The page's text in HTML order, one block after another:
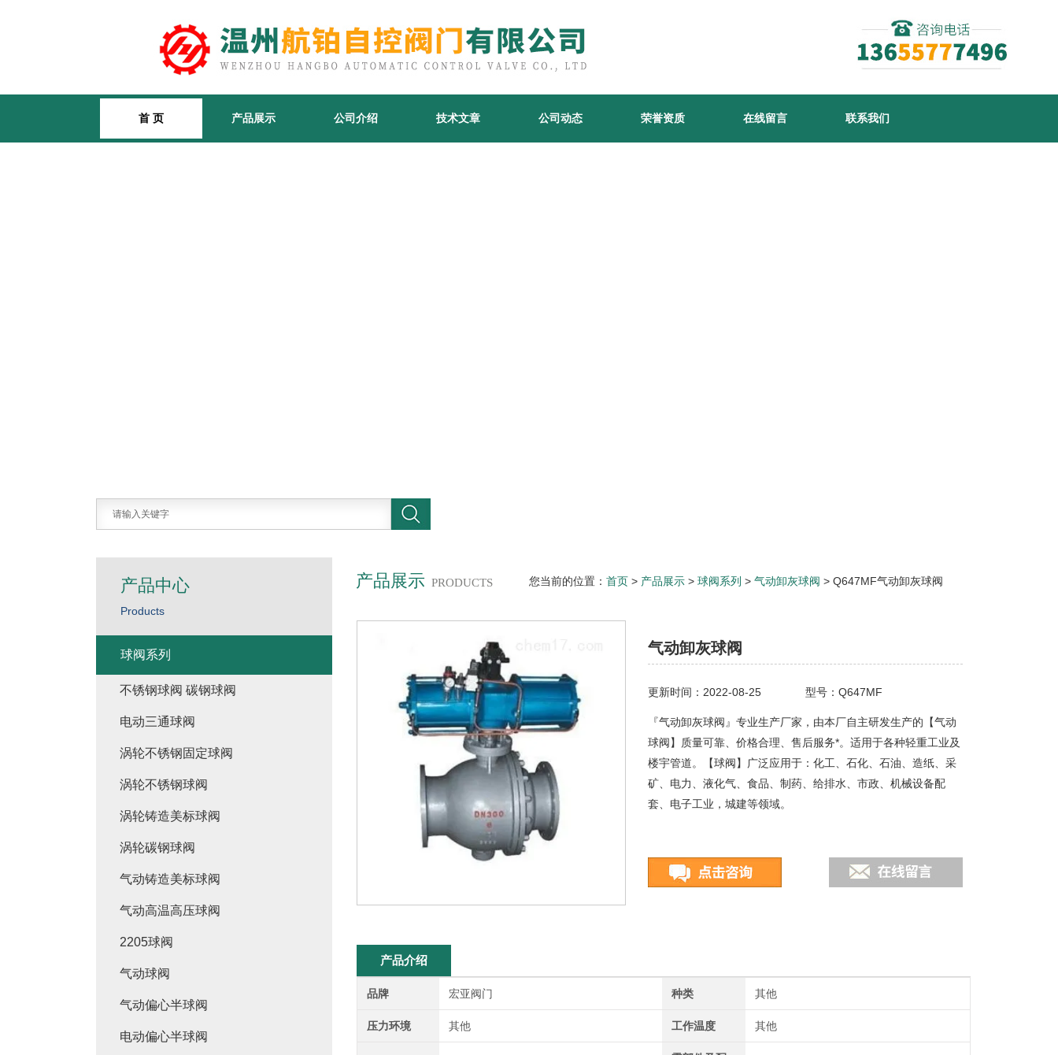
首 页 产品展示 公司介绍 技术文章 公司动态 荣誉资质 在线留言 联系我们
产品展示 PRODUCTS 您当前的位置： 首页 > 产品展示 > 球阀系列 > 气动卸灰球阀 > Q647MF气动卸灰球阀
气动卸灰球阀
更新时间：2022-08-25 型号：Q647MF
『气动卸灰球阀』专业生产厂家，由本厂自主研发生产的【气动
球阀】质量可靠、价格合理、售后服务*。适用于各种轻重工业及
楼宇管道。【球阀】广泛应用于：化工、石化、石油、造纸、采
矿、电力、液化气、食品、制药、给排水、市政、机械设备配
套、电子工业，城建等领域。
产品介绍
品牌 宏亚阀门 种类 其他
压力环境 其他 工作温度 其他
产品中心
Products
球阀系列
不锈钢球阀 碳钢球阀
电动三通球阀
涡轮不锈钢固定球阀
涡轮不锈钢球阀
涡轮铸造美标球阀
涡轮碳钢球阀
气动铸造美标球阀
气动高温高压球阀
2205球阀
气动球阀
气动偏心半球阀
电动偏心半球阀